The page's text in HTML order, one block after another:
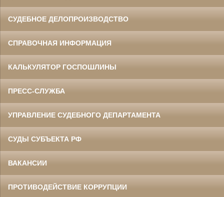
СУДЕБНОЕ ДЕЛОПРОИЗВОДСТВО
СПРАВОЧНАЯ ИНФОРМАЦИЯ
КАЛЬКУЛЯТОР ГОСПОШЛИНЫ
ПРЕСС-СЛУЖБА
УПРАВЛЕНИЕ СУДЕБНОГО ДЕПАРТАМЕНТА
СУДЫ СУБЪЕКТА РФ
ВАКАНСИИ
ПРОТИВОДЕЙСТВИЕ КОРРУПЦИИ